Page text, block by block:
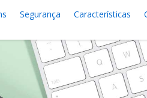
Segurança Características